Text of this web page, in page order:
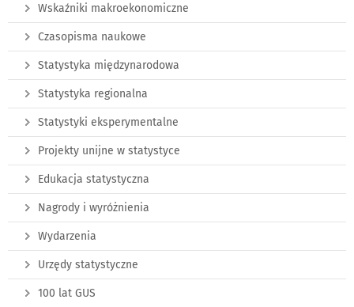
Wskaźniki makroekonomiczne
Czasopisma naukowe
Statystyka międzynarodowa
Statystyka regionalna
Statystyki eksperymentalne
Projekty unijne w statystyce
Edukacja statystyczna
Nagrody i wyróżnienia
Wydarzenia
Urzędy statystyczne
100 lat GUS